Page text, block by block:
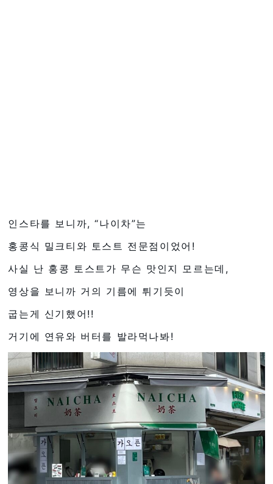
인스타를 보니까, “나이차”는
홍콩식 밀크티와 토스트 전문점이었어!
사실 난 홍콩 토스트가 무슨 맛인지 모르는데,
영상을 보니까 거의 기름에 튀기듯이
굽는게 신기했어!!
거기에 연유와 버터를 발라먹나봐!